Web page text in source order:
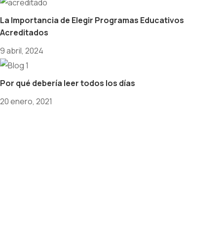
La Importancia de Elegir Programas Educativos
Acreditados
9 abril, 2024
Por qué debería leer todos los días
20 enero, 2021